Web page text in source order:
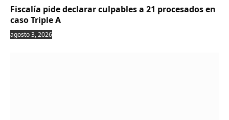
Fiscalía pide declarar culpables a 21 procesados en
caso Triple A
agosto 3, 2026